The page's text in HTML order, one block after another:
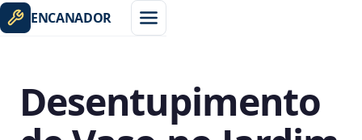
ENCANADOR
Desentupimento